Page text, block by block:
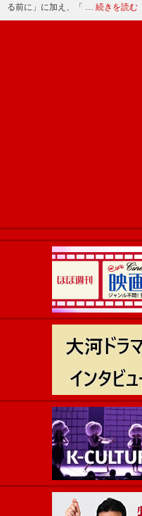
る前に」に加え、「 … 続きを読む